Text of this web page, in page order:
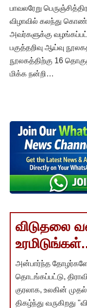
பாவலரேறு
விழாவில் கலந்து
அவர்களுக்கு
பகுத்தறிவு ஆய்வு
நூலகத்திற்கு 16
மிக்க நன்றி…
விடுதலை
அன்பார்ந்த
தொடங்கப்பட்டு,
குரலாக, உலகின்
திகழ்ந்து வருகிறது